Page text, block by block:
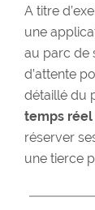
A titre
une
au parc de
d’attente
détaillé du
temps réel
réserver
une tierce